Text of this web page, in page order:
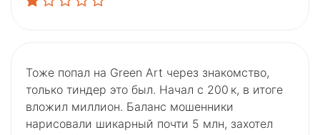
Тоже попал на Green Art через знакомство,
только тиндер это был. Начал с 200 к, в итоге
вложил миллион. Баланс мошенники
нарисовали шикарный почти 5 млн, захотел